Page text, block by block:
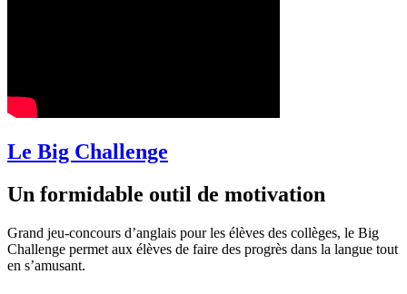
Le Big Challenge
Un formidable outil de motivation
Grand jeu-concours d’anglais pour les élèves des collèges, le Big
Challenge permet aux élèves de faire des progrès dans la langue tout
en s’amusant.